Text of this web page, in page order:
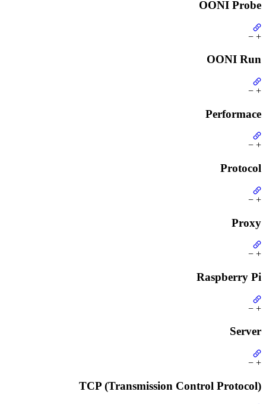
OONI Probe
+
−
OONI Run
+
−
Performace
+
−
Protocol
+
−
Proxy
+
−
Raspberry Pi
+
−
Server
+
−
TCP (Transmission Control Protocol)